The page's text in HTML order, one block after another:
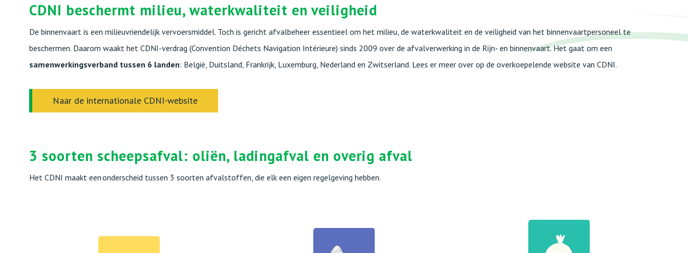
CDNI beschermt milieu, waterkwaliteit en veiligheid
De binnenvaart is een milieuvriendelijk vervoersmiddel. Toch is gericht afvalbeheer essentieel om het milieu, de waterkwaliteit en de veiligheid van het binnenvaartpersoneel te
beschermen. Daarom waakt het CDNI-verdrag (Convention Déchets Navigation Intérieure) sinds 2009 over de afvalverwerking in de Rijn- en binnenvaart. Het gaat om een
samenwerkingsverband tussen 6 landen: België, Duitsland, Frankrijk, Luxemburg, Nederland en Zwitserland. Lees er meer over op de overkoepelende website van CDNI.
Naar de internationale CDNI-website
3 soorten scheepsafval: oliën, ladingafval en overig afval
Het CDNI maakt een onderscheid tussen 3 soorten afvalstoffen, die elk een eigen regelgeving hebben.